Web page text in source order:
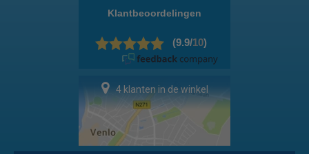
4 klanten in de winkel